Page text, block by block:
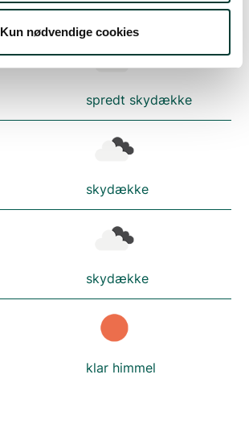
Kun nødvendige cookies
skydække
spredt skydække
skydække
skydække
klar himmel